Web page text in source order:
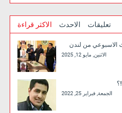
الاكثر قراءة الاحدث تعليقات
الاثنين, مايو 12, 2025
الجمعة, فبراير 25, 2022